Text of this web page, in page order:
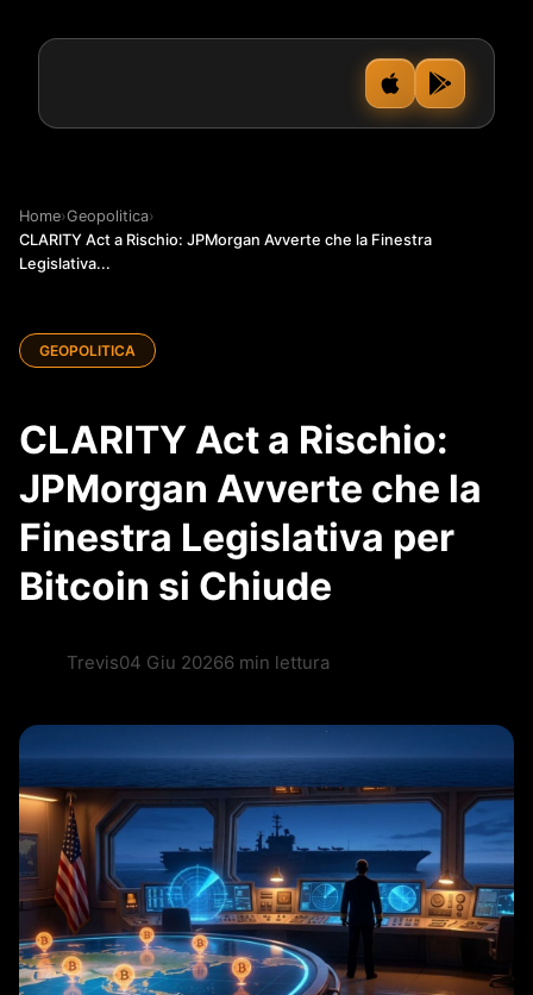
Home›Geopolitica›
CLARITY Act a Rischio: JPMorgan Avverte che la Finestra
Legislativa...
GEOPOLITICA
CLARITY Act a Rischio:
JPMorgan Avverte che la
Finestra Legislativa per
Bitcoin si Chiude
Trevis04 Giu 20266 min lettura